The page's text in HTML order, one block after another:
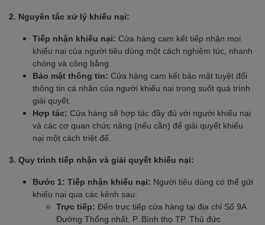
2. Nguyên tắc xử lý khiếu nại:
Tiếp nhận khiếu nại: Cửa hàng cam kết tiếp nhận mọi
khiếu nại của người tiêu dùng một cách nghiêm túc, nhanh
chóng và công bằng.
Bảo mật thông tin: Cửa hàng cam kết bảo mật tuyệt đối
thông tin cá nhân của người khiếu nại trong suốt quá trình
giải quyết.
Hợp tác: Cửa hàng sẽ hợp tác đầy đủ với người khiếu nại
và các cơ quan chức năng (nếu cần) để giải quyết khiếu
nại một cách triệt để.
3. Quy trình tiếp nhận và giải quyết khiếu nại:
Bước 1: Tiếp nhận khiếu nại: Người tiêu dùng có thể gửi
khiếu nại qua các kênh sau:
Trực tiếp: Đến trực tiếp cửa hàng tại địa chỉ Số 9A
Đường Thống nhất, P. Bình thọ TP. Thủ đức